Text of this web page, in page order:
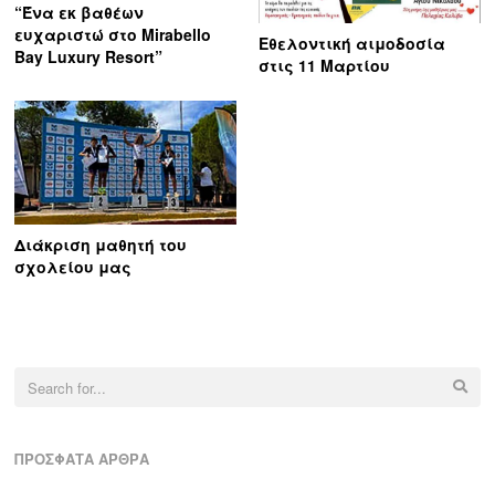
“Ένα εκ βαθέων
ευχαριστώ στο Mirabello
Bay Luxury Resort”
Εθελοντική αιμοδοσία
στις 11 Μαρτίου
Διάκριση μαθητή του
σχολείου μας
ΠΡΌΣΦΑΤΑ ΆΡΘΡΑ